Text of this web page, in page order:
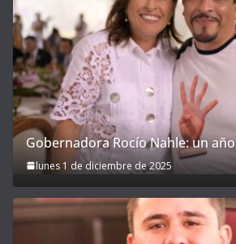
Gobernadora Rocío Nahle: un año
lunes 1 de diciembre de 2025